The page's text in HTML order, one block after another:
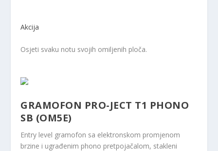
Akcija
Osjeti svaku notu svojih omiljenih ploča.
GRAMOFON PRO-JECT T1 PHONO
SB (OM5E)
Entry level gramofon sa elektronskom promjenom
brzine i ugrađenim phono pretpojačalom, stakleni